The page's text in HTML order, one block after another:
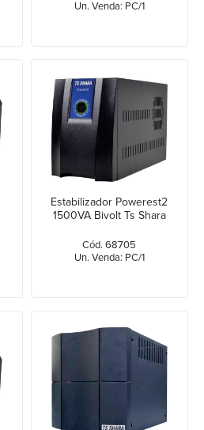
Un. Venda: PC/1
Estabilizador Powerest2
1500VA Bivolt Ts Shara
Cód. 68705
Un. Venda: PC/1